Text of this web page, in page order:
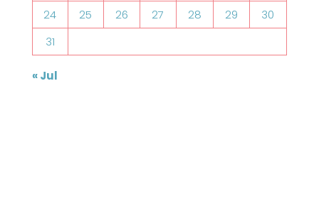
24
25 26 27 28 29
30
31
« Jul